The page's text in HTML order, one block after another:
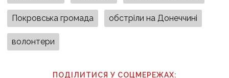
Покровська громада обстріли на Донеччині
волонтери
ПОДІЛИТИСЯ У СОЦМЕРЕЖАХ: